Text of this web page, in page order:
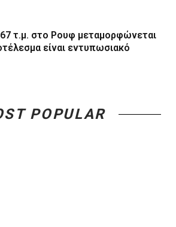
67 τ.μ. στο Ρουφ μεταμορφώνεται
είναι εντυπωσιακό
POPULAR